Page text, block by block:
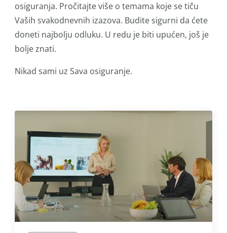
osiguranja. Pročitajte više o temama koje se tiču
Vaših svakodnevnih izazova. Budite sigurni da ćete
doneti najbolju odluku. U redu je biti upućen, još je
bolje znati.
Nikad sami uz Sava osiguranje.